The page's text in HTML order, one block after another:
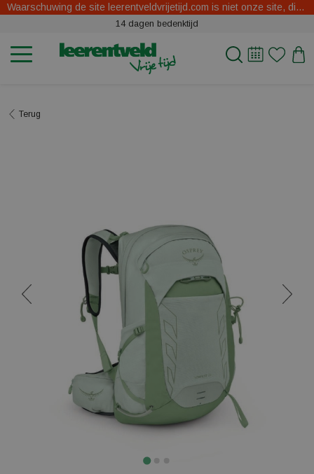
Waarschuwing de site leerentveldvrijetijd.com is niet onze site, dit zijn oplichters.
14 dagen bedenktijd
Terug